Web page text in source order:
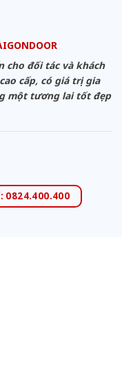
cho đối tác và khách
cấp, có giá trị gia
một tương lai tốt đẹp